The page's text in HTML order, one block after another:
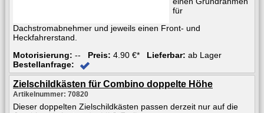
für
Dachstromabnehmer und jeweils einen Front- und
Heckfahrerstand.
Motorisierung: -- Preis: 4.90 €* Lieferbar: ab Lager
Bestellanfrage:
Zielschildkästen für Combino doppelte Höhe
Artikelnummer: 70820
Dieser doppelten Zielschildkästen passen derzeit nur auf die